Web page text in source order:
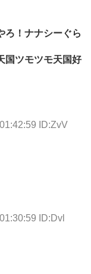
ろ！ナナシーぐら
国ツモツモ天国好
ID:ZvV
ID:Dvl